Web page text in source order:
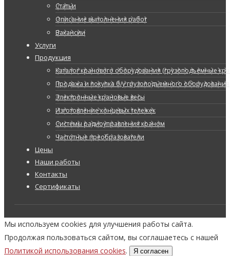
Статьи
Описание выполнения работ
Вакансии
Услуги
Продукция
Каталог кранового оборудования (грузоподъемные
Продажа и покупка б/у грузоподъемного оборудования
Электронные крановые весы
Изготовление концевых тележек
Системы радиоуправления краном
Частотные преобразователи
Цены
Наши работы
Контакты
Сертификаты
Мы используем cookies для улучшения работы сайта.
Продолжая пользоваться сайтом, вы соглашаетесь с нашей
Политикой использования cookies. Я согласен